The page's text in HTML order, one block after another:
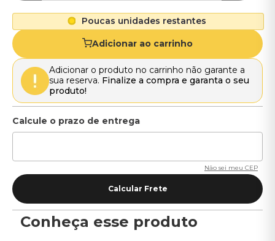
Poucas unidades restantes
Adicionar ao carrinho
Adicionar o produto no carrinho não garante a
sua reserva. Finalize a compra e garanta o seu
produto!
Não sei meu CEP
Conheça esse produto